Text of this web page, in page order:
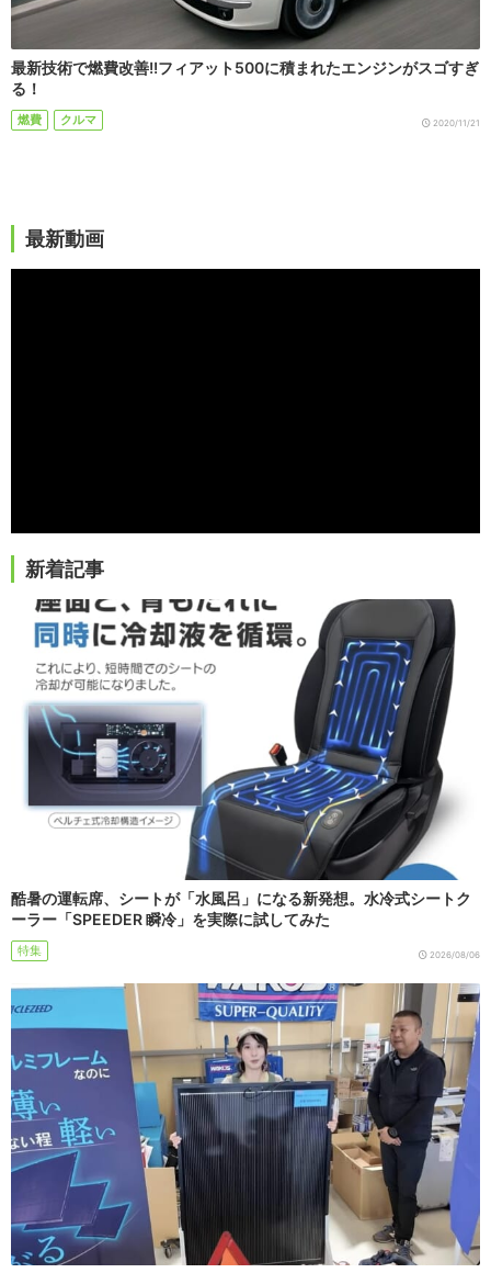
最新技術で燃費改善!!フィアット500に積まれたエンジンがスゴすぎ
る！
燃費 クルマ 2020/11/21
最新動画
新着記事
酷暑の運転席、シートが「水風呂」になる新発想。水冷式シートク
ーラー「SPEEDER 瞬冷」を実際に試してみた
特集 2026/08/06